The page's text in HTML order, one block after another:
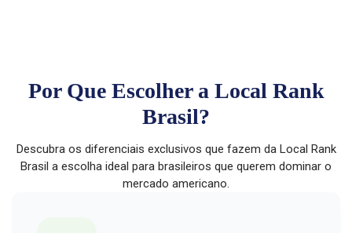
Por Que Escolher a Local Rank
Brasil?
Descubra os diferenciais exclusivos que fazem da Local Rank
Brasil a escolha ideal para brasileiros que querem dominar o
mercado americano.